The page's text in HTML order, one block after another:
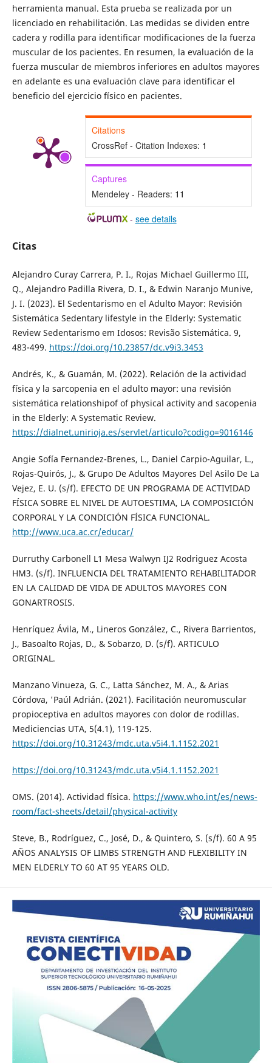
herramienta manual. Esta prueba se realizada por un
licenciado en rehabilitación. Las medidas se dividen entre
cadera y rodilla para identificar modificaciones de la fuerza
muscular de los pacientes. En resumen, la evaluación de la
fuerza muscular de miembros inferiores en adultos mayores
en adelante es una evaluación clave para identificar el
beneficio del ejercicio físico en pacientes.
Citations
CrossRef - Citation Indexes: 1
Captures
Mendeley - Readers: 11
- see details
Citas
Alejandro Curay Carrera, P. I., Rojas Michael Guillermo III,
Q., Alejandro Padilla Rivera, D. I., & Edwin Naranjo Munive,
J. I. (2023). El Sedentarismo en el Adulto Mayor: Revisión
Sistemática Sedentary lifestyle in the Elderly: Systematic
Review Sedentarismo em Idosos: Revisão Sistemática. 9,
483-499. https://doi.org/10.23857/dc.v9i3.3453
Andrés, K., & Guamán, M. (2022). Relación de la actividad
física y la sarcopenia en el adulto mayor: una revisión
sistemática relationshipof of physical activity and sacopenia
in the Elderly: A Systematic Review.
https://dialnet.unirioja.es/servlet/articulo?codigo=9016146
Angie Sofía Fernandez-Brenes, L., Daniel Carpio-Aguilar, L.,
Rojas-Quirós, J., & Grupo De Adultos Mayores Del Asilo De La
Vejez, E. U. (s/f). EFECTO DE UN PROGRAMA DE ACTIVIDAD
FÍSICA SOBRE EL NIVEL DE AUTOESTIMA, LA COMPOSICIÓN
CORPORAL Y LA CONDICIÓN FÍSICA FUNCIONAL.
http://www.uca.ac.cr/educar/
Durruthy Carbonell L1 Mesa Walwyn IJ2 Rodriguez Acosta
HM3. (s/f). INFLUENCIA DEL TRATAMIENTO REHABILITADOR
EN LA CALIDAD DE VIDA DE ADULTOS MAYORES CON
GONARTROSIS.
Henríquez Ávila, M., Lineros González, C., Rivera Barrientos,
J., Basoalto Rojas, D., & Sobarzo, D. (s/f). ARTICULO
ORIGINAL.
Manzano Vinueza, G. C., Latta Sánchez, M. A., & Arias
Córdova, 'Paúl Adrián. (2021). Facilitación neuromuscular
propioceptiva en adultos mayores con dolor de rodillas.
Mediciencias UTA, 5(4.1), 119-125.
https://doi.org/10.31243/mdc.uta.v5i4.1.1152.2021
https://doi.org/10.31243/mdc.uta.v5i4.1.1152.2021
OMS. (2014). Actividad física. https://www.who.int/es/news-
room/fact-sheets/detail/physical-activity
Steve, B., Rodríguez, C., José, D., & Quintero, S. (s/f). 60 A 95
AÑOS ANALYSIS OF LIMBS STRENGTH AND FLEXIBILITY IN
MEN ELDERLY TO 60 AT 95 YEARS OLD.